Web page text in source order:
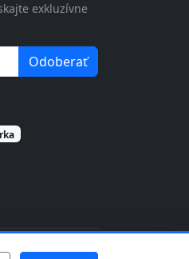
exkluzívne
Odoberať